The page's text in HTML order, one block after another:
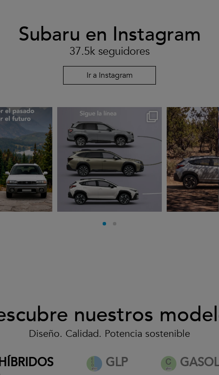
Subaru en Instagram
37.5k seguidores
Ir a Instagram
3
subarues
nuestros
Diseño. Calidad. Potencia sostenible
GLP
desde 32.500€*
Ver condiciones